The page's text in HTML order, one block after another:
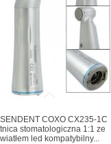
COXO CX235-1C
stomatologiczna 1:1 ze
led kompatybilny...